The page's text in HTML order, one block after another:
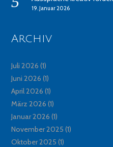
19. Januar 2026
Archiv
Juli 2026 (1)
Juni 2026 (1)
April 2026 (1)
März 2026 (1)
Januar 2026 (1)
November 2025 (1)
Oktober 2025 (1)